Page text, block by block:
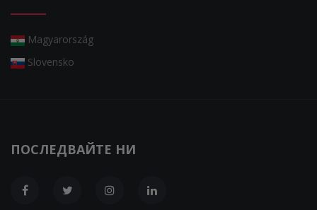
Magyarország
Slovensko
ПОСЛЕДВАЙТЕ НИ